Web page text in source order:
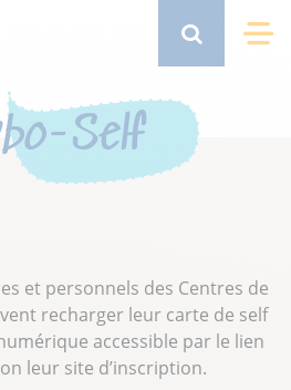
principal
Search
Self
et personnels des Centres de
recharger leur carte de self
accessible par le lien
leur site d’inscription.